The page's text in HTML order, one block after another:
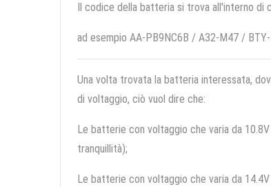
Il codice della batteria si trova all'interno
ad esempio AA-PB9NC6B / A32-M47 /
Una volta trovata la batteria interessata,
di voltaggio, ciò vuol dire che:
Le batterie con voltaggio che varia da
tranquillità);
Le batterie con voltaggio che varia da